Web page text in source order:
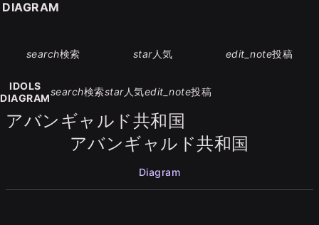
search検索 star人気 edit_note投稿
IDOLS
DIAGRAM
search検索star人気edit_note投稿
アバンギャルド共和国
アバンギャルド共和国
Diagram